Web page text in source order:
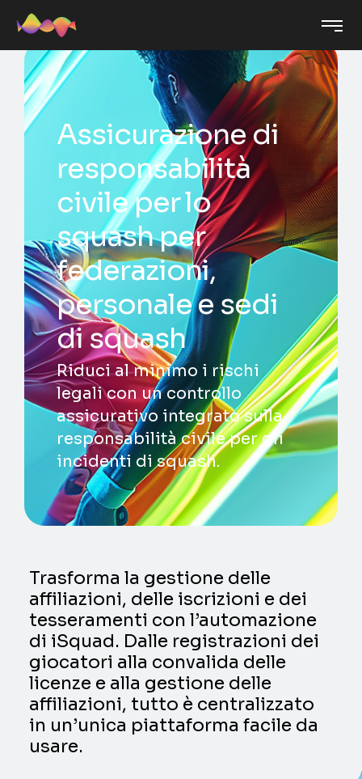
Assicurazione di
responsabilità
civile per lo
squash per
federazioni,
personale e sedi
di squash
Riduci al minimo i rischi
legali con un controllo
assicurativo integrato sulla
responsabilità civile per gli
incidenti di squash.
Trasforma la gestione delle
affiliazioni, delle iscrizioni e dei
tesseramenti con l’automazione
di iSquad. Dalle registrazioni dei
giocatori alla convalida delle
licenze e alla gestione delle
affiliazioni, tutto è centralizzato
in un’unica piattaforma facile da
usare.